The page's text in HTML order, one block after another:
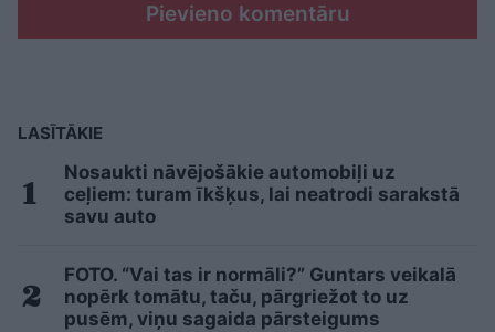
Pievieno komentāru
LASĪTĀKIE
Nosaukti nāvējošākie automobiļi uz
ceļiem: turam īkšķus, lai neatrodi sarakstā
savu auto
FOTO. “Vai tas ir normāli?” Guntars veikalā
nopērk tomātu, taču, pārgriežot to uz
pusēm, viņu sagaida pārsteigums